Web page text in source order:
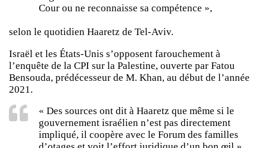
Cour ou ne reconnaisse sa compétence »,
selon le quotidien Haaretz de Tel-Aviv.
Israël et les États-Unis s’opposent farouchement à
l’enquête de la CPI sur la Palestine, ouverte par Fatou
Bensouda, prédécesseur de M. Khan, au début de l’année
2021.
« Des sources ont dit à Haaretz que même si le
gouvernement israélien n’est pas directement
impliqué, il coopère avec le Forum des familles